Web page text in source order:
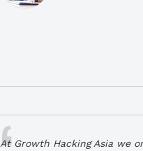
At Growth Hacking Asia we